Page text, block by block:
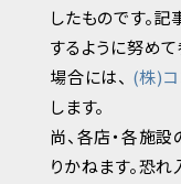
したものです。
するように努め
場合には、 (株)
します。
尚、各店・各施
りかねます。恐